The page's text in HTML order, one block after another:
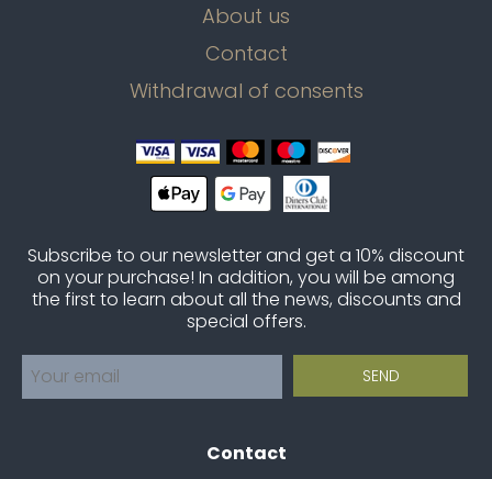
About us
Contact
Withdrawal of consents
Subscribe to our newsletter and get a 10% discount
on your purchase! In addition, you will be among
the first to learn about all the news, discounts and
special offers.
Contact